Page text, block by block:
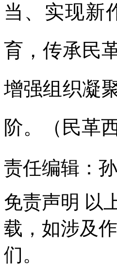
当、实现新
育，传承民
增强组织凝
阶。（民革
责任编辑：
免责声明 以
载，如涉及
们。